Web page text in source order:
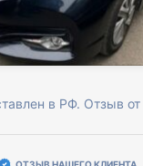
в РФ. Отзыв